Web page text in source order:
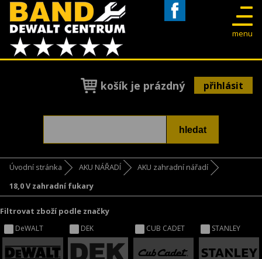
menu
košík je prázdný přihlásit
Úvodní stránka AKU NÁŘADÍ
AKU zahradní nářadí
18,0 V zahradní fukary
Filtrovat zboží podle značky
DeWALT DEK CUB CADET STANLEY